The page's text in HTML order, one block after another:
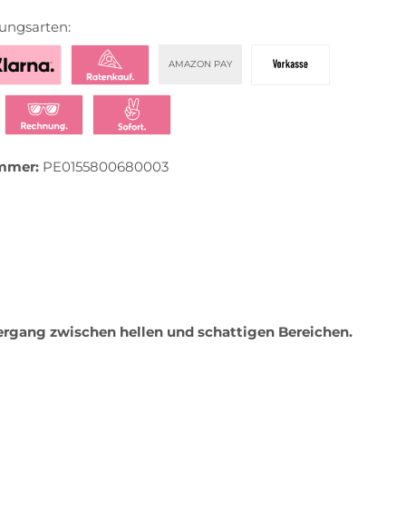
AMAZON PAY
mit Klarna
Klarna Ratenkauf
PE0155800680003
zwischen hellen und schattigen Bereichen.